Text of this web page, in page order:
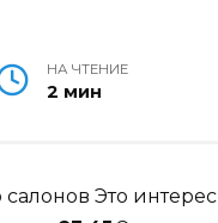
НА ЧТЕНИЕ
2 мин
Это